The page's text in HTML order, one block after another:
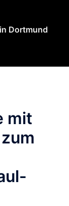
Dortmund
mit